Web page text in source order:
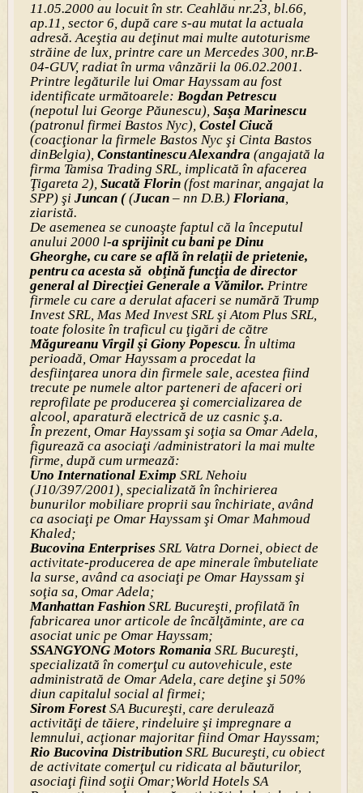
11.05.2000 au locuit în str. Ceahlău nr.23, bl.66,
ap.11, sector 6, după care s-au mutat la actuala
adresă. Aceştia au deţinut mai multe autoturisme
străine de lux, printre care un Mercedes 300, nr.B-
04-GUV, radiat în urma vânzării la 06.02.2001.
Printre legăturile lui Omar Hayssam au fost
identificate următoarele: Bogdan Petrescu
(nepotul lui George Păunescu), Saşa Marinescu
(patronul firmei Bastos Nyc), Costel Ciucă
(coacţionar la firmele Bastos Nyc şi Cinta Bastos
dinBelgia), Constantinescu Alexandra (angajată la
firma Tamisa Trading SRL, implicată în afacerea
Ţigareta 2), Sucată Florin(fost marinar, angajat la
SPP) şi Juncan ((Jucan– nn D.B.) Floriana,
ziaristă.
De asemenea se cunoaşte faptul că la începutul
anului 2000 l-a sprijinit cu bani pe Dinu
Gheorghe, cu care se află în relaţii de prietenie,
pentru ca acesta să obţină funcţia de director
general al Direcţiei Generale a Vămilor. Printre
firmele cu care a derulat afaceri se numără Trump
Invest SRL, Mas Med Invest SRL şi Atom Plus SRL,
toate folosite în traficul cu ţigări de către
Măgureanu Virgil şi Giony Popescu. În ultima
perioadă, Omar Hayssam a procedat la
desfiinţarea unora din firmele sale, acestea fiind
trecute pe numele altor parteneri de afaceri ori
reprofilate pe producerea şi comercializarea de
alcool, aparatură electrică de uz casnic ş.a.
În prezent, Omar Hayssam şi soţia sa Omar Adela,
figurează ca asociaţi /administratori la mai multe
firme, după cum urmează:
Uno International Eximp SRL Nehoiu
(J10/397/2001), specializată în închirierea
bunurilor mobiliare proprii sau închiriate, având
ca asociaţi pe Omar Hayssam şi Omar Mahmoud
Khaled;
Bucovina Enterprises SRL Vatra Dornei, obiect de
activitate-producerea de ape minerale îmbuteliate
la surse, având ca asociaţi pe Omar Hayssam şi
soţia sa, Omar Adela;
Manhattan FashionSRL Bucureşti, profilată în
fabricarea unor articole de încălţăminte, are ca
asociat unic pe Omar Hayssam;
SSANGYONG Motors Romania SRL Bucureşti,
specializată în comerţul cu autovehicule, este
administrată de Omar Adela, care deţine şi 50%
diun capitalul social al firmei;
Sirom ForestSA Bucureşti, care derulează
activităţi de tăiere, rindeluire şi impregnare a
lemnului, acţionar majoritar fiind Omar Hayssam;
Rio Bucovina DistributionSRL Bucureşti, cu obiect
de activitate comerţul cu ridicata al băuturilor,
asociaţi fiind soţii Omar;World Hotels SA